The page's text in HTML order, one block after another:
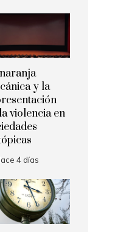
y la
violencia en
4 días